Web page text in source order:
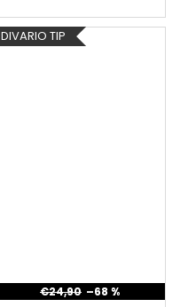
DIVARIO TIP
€24,90 –68 %